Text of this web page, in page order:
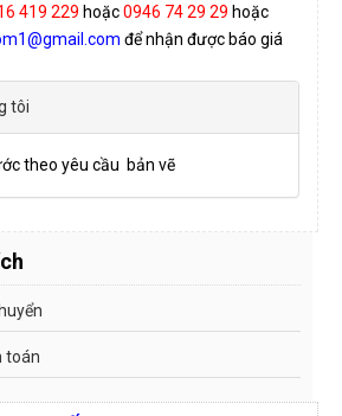
419 229 hoặc0946 74 29 29 hoặc
để nhận được báo giá
tôi
theo yêu cầu bản vẽ
toán